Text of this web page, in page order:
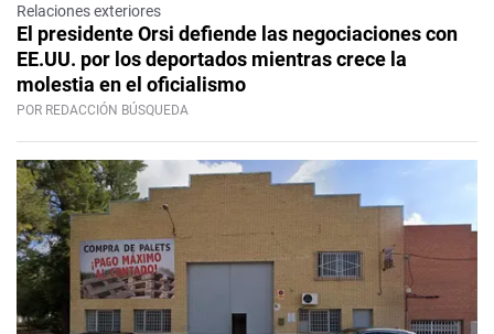
Relaciones exteriores
El presidente Orsi defiende las negociaciones con
EE.UU. por los deportados mientras crece la
molestia en el oficialismo
POR REDACCIÓN BÚSQUEDA